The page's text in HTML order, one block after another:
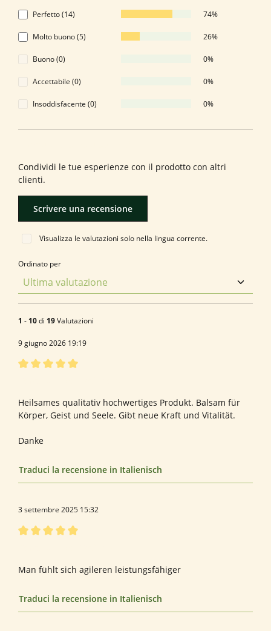
Perfetto (14) 74%
Molto buono (5) 26%
Buono (0) 0%
Accettabile (0) 0%
Insoddisfacente (0) 0%
Condividi le tue esperienze con il prodotto con altri
clienti.
Scrivere una recensione
Visualizza le valutazioni solo nella lingua corrente.
Ordinato per
1 - 10di 19Valutazioni
9 giugno 2026 19:19
Heilsames qualitativ hochwertiges Produkt. Balsam für
Körper, Geist und Seele. Gibt neue Kraft und Vitalität.
Danke
Traduci la recensione in Italienisch
3 settembre 2025 15:32
Man fühlt sich agileren leistungsfähiger
Traduci la recensione in Italienisch